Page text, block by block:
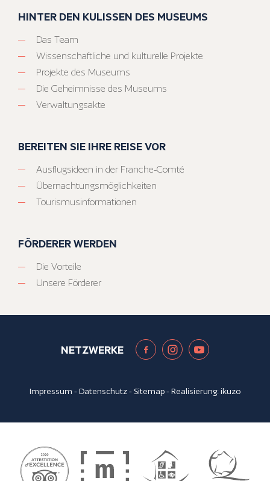
HINTER DEN KULISSEN DES MUSEUMS
Das Team
Wissenschaftliche und kulturelle Projekte
Projekte des Museums
Die Geheimnisse des Museums
Verwaltungsakte
BEREITEN SIE IHRE REISE VOR
Ausflugsideen in der Franche-Comté
Übernachtungsmöglichkeiten
Tourismusinformationen
FÖRDERER WERDEN
Die Vorteile
Unsere Förderer
NETZWERKE
Impressum -Datenschutz- Sitemap- Realisierung:ikuzo